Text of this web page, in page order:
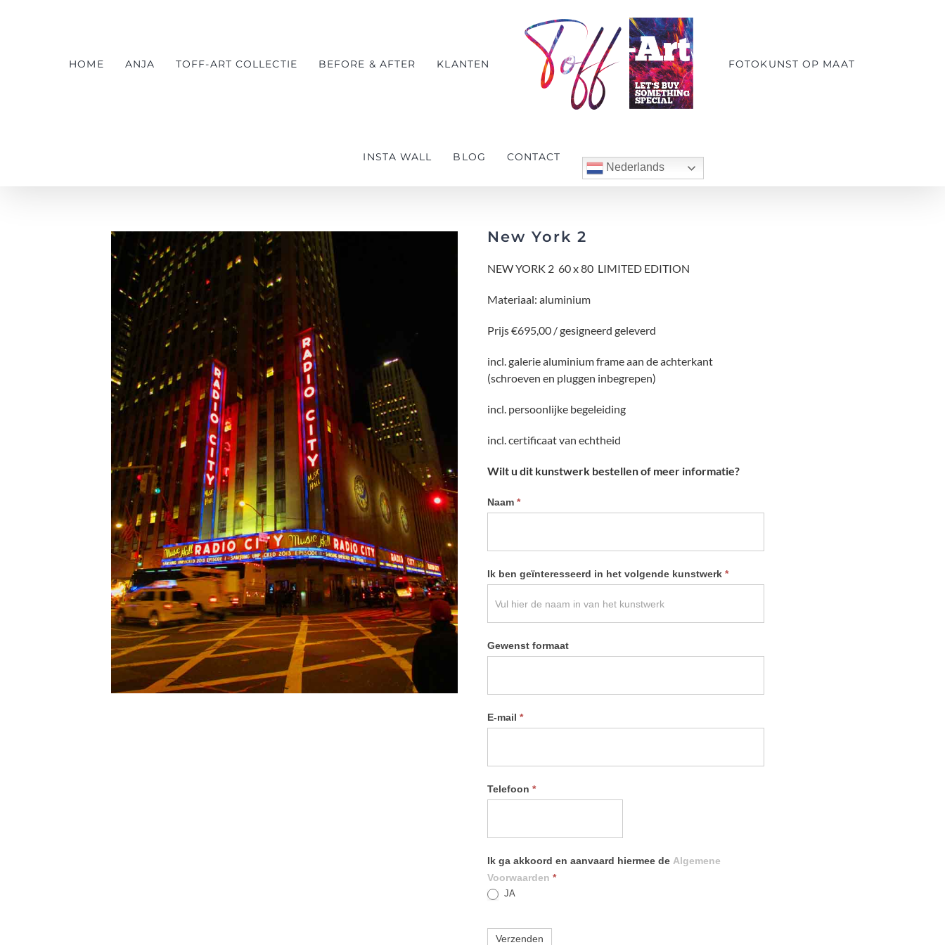
HOME ANJA TOFF-ART COLLECTIE BEFORE & AFTER KLANTEN FOTOKUNST OP MAAT
INSTA WALL BLOG CONTACT
Nederlands
New York 2
NEW YORK 2 60 x 80 LIMITED EDITION
Materiaal: aluminium
Prijs €695,00 / gesigneerd geleverd
incl. galerie aluminium frame aan de achterkant
(schroeven en pluggen inbegrepen)
incl. persoonlijke begeleiding
incl. certificaat van echtheid
Wilt u dit kunstwerk bestellen of meer informatie?
Informatie
Naam *
Ik ben geïnteresseerd in het volgende kunstwerk *
Gewenst formaat
E-mail *
Telefoon *
Ik ga akkoord en aanvaard hiermee de Algemene
Voorwaarden *
JA
Verzenden